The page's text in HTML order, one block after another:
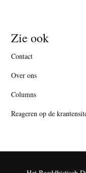
Zie ook
Contact
Over ons
Columns
Reageren op de